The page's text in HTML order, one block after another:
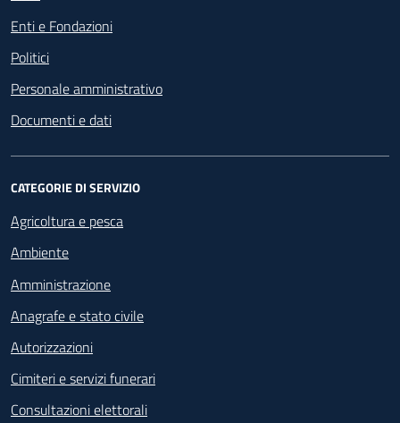
Enti e Fondazioni
Politici
Personale amministrativo
Documenti e dati
CATEGORIE DI SERVIZIO
Agricoltura e pesca
Ambiente
Amministrazione
Anagrafe e stato civile
Autorizzazioni
Cimiteri e servizi funerari
Consultazioni elettorali